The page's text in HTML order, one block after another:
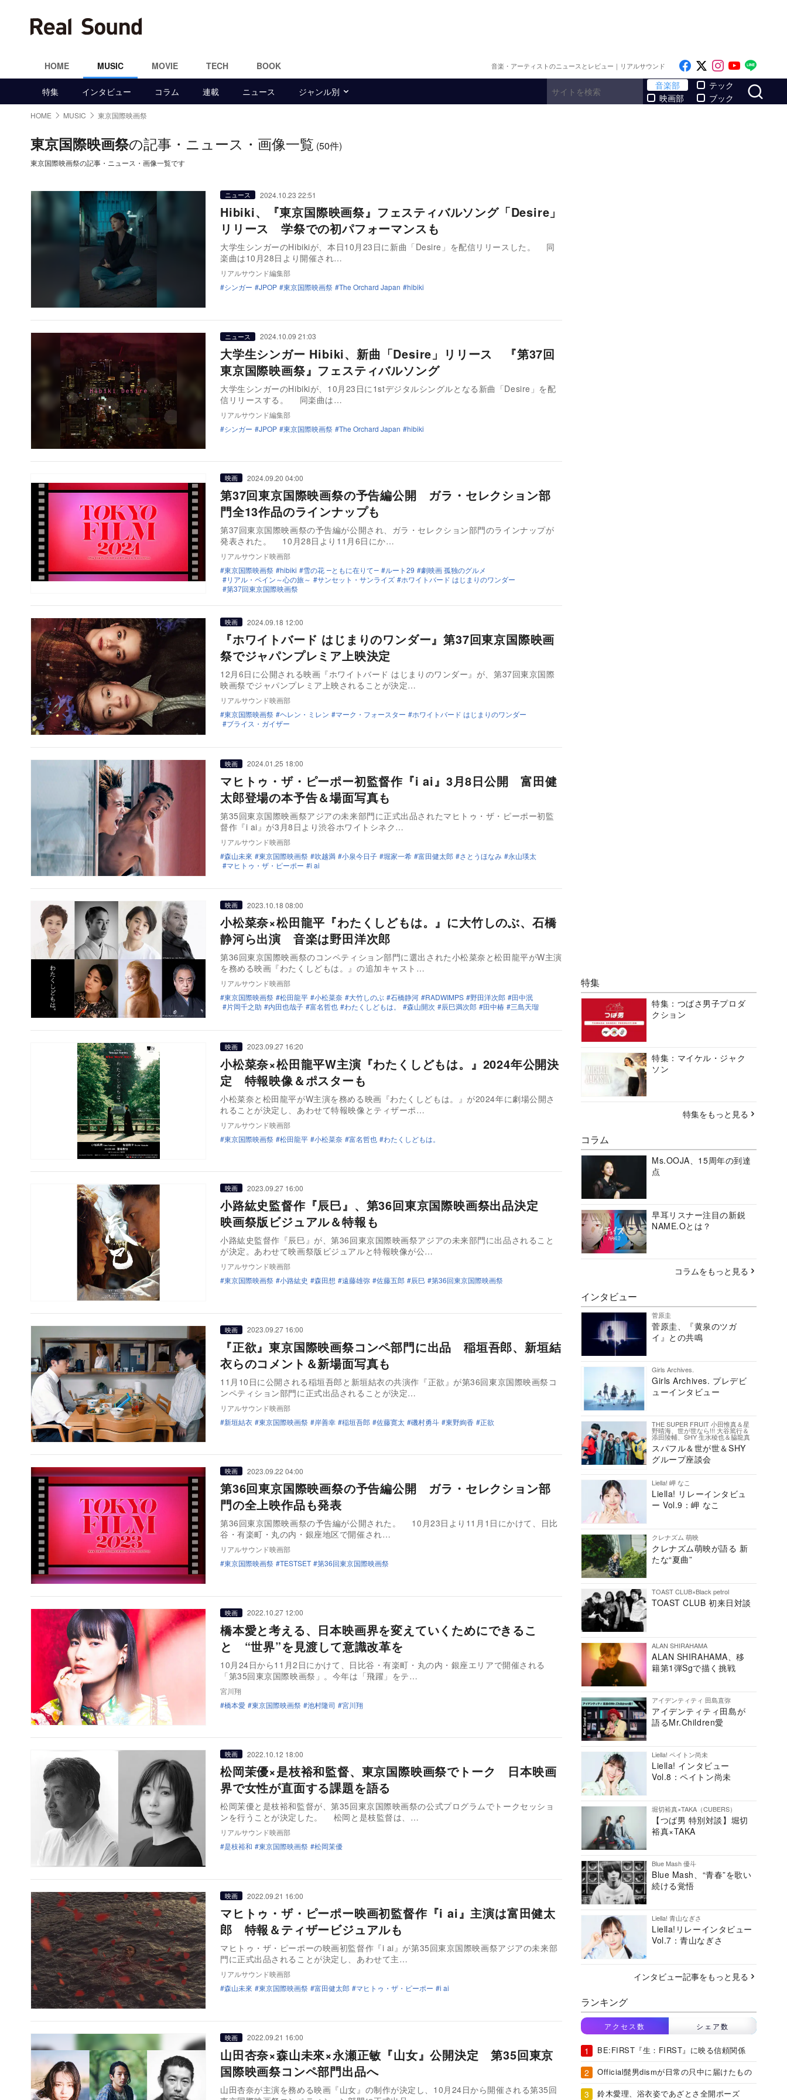
HOME MUSIC MOVIE TECH BOOK 音楽・アーティストのニュースとレビュー｜リアルサウンド Like on Facebook
Follow on x
Follow on
Follow
特集 インタビュー コラム 連載 ニュース ジャンル別
音楽部
映画部
テック
ブック
HOME MUSIC 東京国際映画祭
東京国際映画祭の記事・ニュース・画像一覧 (50件)
東京国際映画祭の記事・ニュース・画像一覧です
ニュース 2024.10.23 22:51
Hibiki、『東京国際映画祭』フェスティバルソング「Desire」
リリース 学祭での初パフォーマンスも
大学生シンガーのHibikiが、本日10月23日に新曲「Desire」を配信リリースした。 同
楽曲は10月28日より開催され…
リアルサウンド編集部
シンガー
JPOP 東京国際映画祭 The Orchard Japan hibiki
ニュース 2024.10.09 21:03
大学生シンガー Hibiki、新曲「Desire」リリース 『第37回
東京国際映画祭』フェスティバルソング
大学生シンガーのHibikiが、10月23日に1stデジタルシングルとなる新曲「Desire」を配
信リリースする。 同楽曲は…
リアルサウンド編集部
シンガー
JPOP 東京国際映画祭 The Orchard Japan hibiki
映画 2024.09.20 04:00
第37回東京国際映画祭の予告編公開 ガラ・セレクション部
門全13作品のラインナップも
第37回東京国際映画祭の予告編が公開され、ガラ・セレクション部門のラインナップが
発表された。 10月28日より11月6日にか…
リアルサウンド映画部
東京国際映画祭
hibiki 雪の花 ―ともに在りて― ルート29
劇映画 孤独のグルメ
リアル・ペイン～心の旅～
サンセット・サンライズ
ホワイトバード はじまりのワンダー
第37回東京国際映画祭
映画 2024.09.18 12:00
『ホワイトバード はじまりのワンダー』第37回東京国際映画
祭でジャパンプレミア上映決定
12月6日に公開される映画『ホワイトバード はじまりのワンダー』が、第37回東京国際
映画祭でジャパンプレミア上映されることが決定…
リアルサウンド映画部
東京国際映画祭
ヘレン・ミレン マーク・フォースター
ホワイトバード はじまりのワンダー
ブライス・ガイザー
映画 2024.01.25 18:00
マヒトゥ・ザ・ピーポー初監督作『i ai』3月8日公開 富田健
太郎登場の本予告＆場面写真も
第35回東京国際映画祭アジアの未来部門に正式出品されたマヒトゥ・ザ・ピーポー初監
督作『i ai』が3月8日より渋谷ホワイトシネク…
リアルサウンド映画部
森山未來
東京国際映画祭 吹越満 小泉今日子 堀家一希 富田健太郎 さとうほなみ
永山瑛太
マヒトゥ・ザ・ピーポー
i ai
映画 2023.10.18 08:00
小松菜奈×松田龍平『わたくしどもは。』に大竹しのぶ、石橋
静河ら出演 音楽は野田洋次郎
第36回東京国際映画祭のコンペティション部門に選出された小松菜奈と松田龍平がW主演
を務める映画『わたくしどもは。』の追加キャスト…
リアルサウンド映画部
東京国際映画祭
松田龍平 小松菜奈 大竹しのぶ 石橋静河 RADWIMPS 野田洋次郎
田中泯
片岡千之助
内田也哉子 富名哲也 わたくしどもは。 森山開次 辰巳満次郎 田中椿 三島天瑠
映画 2023.09.27 16:20
小松菜奈×松田龍平W主演『わたくしどもは。』2024年公開決
定 特報映像＆ポスターも
小松菜奈と松田龍平がW主演を務める映画『わたくしどもは。』が2024年に劇場公開さ
れることが決定し、あわせて特報映像とティザーポ…
リアルサウンド映画部
東京国際映画祭
松田龍平 小松菜奈 富名哲也 わたくしどもは。
映画 2023.09.27 16:00
小路紘史監督作『辰巳』、第36回東京国際映画祭出品決定
映画祭版ビジュアル＆特報も
小路紘史監督作『辰巳』が、第36回東京国際映画祭アジアの未来部門に出品されること
が決定。あわせて映画祭版ビジュアルと特報映像が公…
リアルサウンド映画部
東京国際映画祭
小路紘史 森田想 遠藤雄弥 佐藤五郎 辰巳 第36回東京国際映画祭
映画 2023.09.27 16:00
『正欲』東京国際映画祭コンペ部門に出品 稲垣吾郎、新垣結
衣らのコメント＆新場面写真も
11月10日に公開される稲垣吾郎と新垣結衣の共演作『正欲』が第36回東京国際映画祭コ
ンペティション部門に正式出品されることが決定…
リアルサウンド映画部
新垣結衣
東京国際映画祭 岸善幸 稲垣吾郎 佐藤寛太 磯村勇斗 東野絢香 正欲
映画 2023.09.22 04:00
第36回東京国際映画祭の予告編公開 ガラ・セレクション部
門の全上映作品も発表
第36回東京国際映画祭の予告編が公開された。 10月23日より11月1日にかけて、日比
谷・有楽町・丸の内・銀座地区で開催され…
リアルサウンド映画部
東京国際映画祭
TESTSET 第36回東京国際映画祭
映画 2022.10.27 12:00
橋本愛と考える、日本映画界を変えていくためにできるこ
と “世界”を見渡して意識改革を
10月24日から11月2日にかけて、日比谷・有楽町・丸の内・銀座エリアで開催される
「第35回東京国際映画祭」。今年は「飛躍」をテ…
宮川翔
橋本愛
東京国際映画祭 池村隆司 宮川翔
映画 2022.10.12 18:00
松岡茉優×是枝裕和監督、東京国際映画祭でトーク 日本映画
界で女性が直面する課題を語る
松岡茉優と是枝裕和監督が、第35回東京国際映画祭の公式プログラムでトークセッショ
ンを行うことが決定した。 松岡と是枝監督は、…
リアルサウンド映画部
是枝裕和
東京国際映画祭 松岡茉優
映画 2022.09.21 16:00
マヒトゥ・ザ・ピーポー映画初監督作『i ai』主演は富田健太
郎 特報＆ティザービジュアルも
マヒトゥ・ザ・ピーポーの映画初監督作『i ai』が第35回東京国際映画祭アジアの未来部
門に正式出品されることが決定し、あわせて主…
リアルサウンド映画部
森山未來
東京国際映画祭 富田健太郎 マヒトゥ・ザ・ピーポー i ai
映画 2022.09.21 16:00
山田杏奈×森山未來×永瀬正敏『山女』公開決定 第35回東京
国際映画祭コンペ部門出品へ
山田杏奈が主演を務める映画『山女』の制作が決定し、10月24日から開催される第35回
特集
特集：つばさ男子プロダ
クション
特集：マイケル・ジャク
ソン
特集をもっと見る
コラム
Ms.OOJA、15周年の到達
点
早耳リスナー注目の新鋭
NAME.Oとは？
コラムをもっと見る
インタビュー
菅原圭
菅原圭、『黄泉のツガ
イ』との共鳴
Girls Archives.
Girls Archives. プレデビ
ューインタビュー
THE SUPER FRUIT 小田惟真＆星
野晴海、世が世なら!!! 大谷篤行＆
添田陵輔、SHY 生水稜也＆脇龍真
スパフル＆世が世＆SHY
グループ座談会
Liella! 岬 なこ
Liella! リレーインタビュ
ー Vol.9：岬 なこ
クレナズム 萌映
クレナズム萌映が語る 新
たな“夏曲”
TOAST CLUB×Black petrol
TOAST CLUB 初来日対談
ALAN SHIRAHAMA
ALAN SHIRAHAMA、移
籍第1弾Sgで描く挑戦
アイデンティティ 田島直弥
アイデンティティ田島が
語るMr.Children愛
Liella! ペイトン尚未
Liella! インタビュー
Vol.8：ペイトン尚未
堀切裕真×TAKA（CUBERS）
【つば男 特別対談】堀切
裕真×TAKA
Blue Mash 優斗
Blue Mash、“青春”を歌い
続ける覚悟
Liella! 青山なぎさ
Liella!リレーインタビュー
Vol.7：青山なぎさ
インタビュー記事をもっと見る
ランキング
アクセス数 シェア数
BE:FIRST『生：FIRST』に映る信頼関係
Official髭男dismが日常の只中に届けたもの
鈴木愛理、浴衣姿であざとさ全開ポーズ